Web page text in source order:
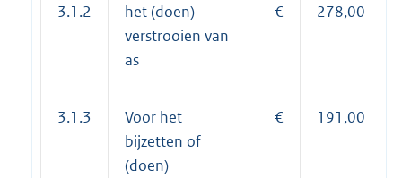
3.1.2
het (doen)
verstrooien van
as
€ 278,00
3.1.3
Voor het
bijzetten of
(doen)
€ 191,00